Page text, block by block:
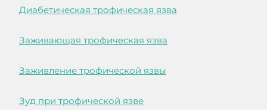
Диабетическая трофическая язва
Заживающая трофическая язва
Заживление трофической язвы
Зуд при трофической язве